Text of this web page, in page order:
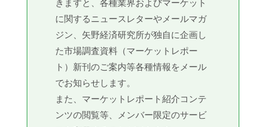
きますと、各種業界およびマーケット
に関するニュースレターやメールマガ
ジン、矢野経済研究所が独自に企画し
た市場調査資料（マーケットレポー
ト）新刊のご案内等各種情報をメール
でお知らせします。
また、マーケットレポート紹介コンテ
ンツの閲覧等、メンバー限定のサービ